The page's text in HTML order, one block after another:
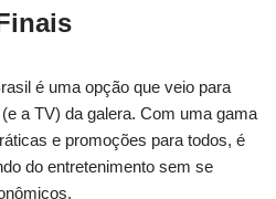
é uma opção que veio para
a TV) da galera. Com uma gama
e promoções para todos, é
do entretenimento sem se